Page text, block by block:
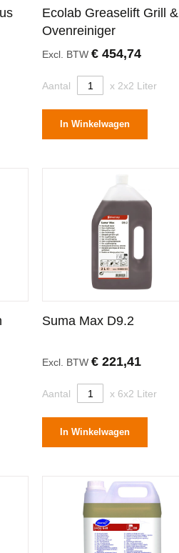
Ecolab Greaselift Grill &
Ovenreiniger
Excl. BTW€ 454,74
Aantal x 2x2 Liter
In Winkelwagen
Suma Max D9.2
Excl. BTW€ 221,41
Aantal x 6x2 Liter
In Winkelwagen